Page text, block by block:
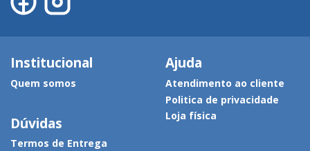
Institucional
Quem somos
Dúvidas
Termos de Entrega
Ajuda
Atendimento ao cliente
Politica de privacidade
Loja física